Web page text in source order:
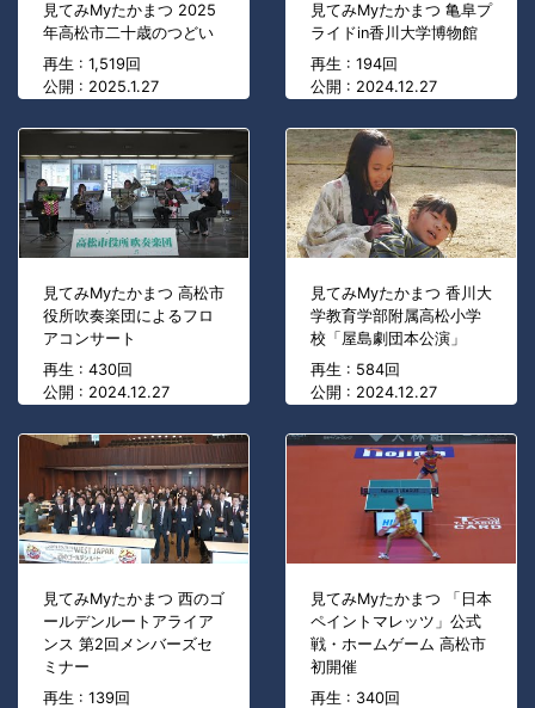
見てみMyたかまつ 2025
年高松市二十歳のつどい
再生 : 1,519回
公開 : 2025.1.27
見てみMyたかまつ 亀阜プ
ライドin香川大学博物館
再生 : 194回
公開 : 2024.12.27
見てみMyたかまつ 高松市
役所吹奏楽団によるフロ
アコンサート
再生 : 430回
公開 : 2024.12.27
見てみMyたかまつ 香川大
学教育学部附属高松小学
校「屋島劇団本公演」
再生 : 584回
公開 : 2024.12.27
見てみMyたかまつ 西のゴ
ールデンルートアライア
ンス 第2回メンバーズセ
ミナー
再生 : 139回
見てみMyたかまつ 「日本
ペイントマレッツ」公式
戦・ホームゲーム 高松市
初開催
再生 : 340回